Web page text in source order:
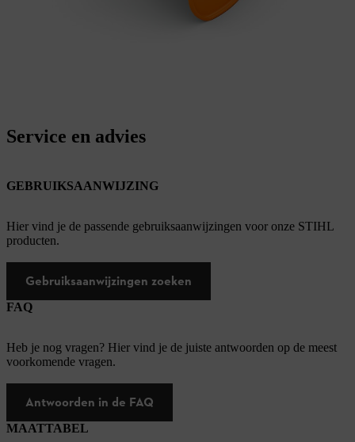
Service en advies
GEBRUIKSAANWIJZING
Hier vind je de passende gebruiksaanwijzingen voor onze STIHL
producten.
Gebruiksaanwijzingen zoeken
FAQ
Heb je nog vragen? Hier vind je de juiste antwoorden op de meest
voorkomende vragen.
Antwoorden in de FAQ
MAATTABEL